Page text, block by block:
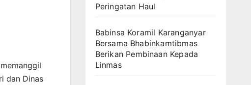
dan Dinas
Peringatan Haul
Babinsa Koramil Karanganyar
Bersama Bhabinkamtibmas
Berikan Pembinaan Kepada
Linmas